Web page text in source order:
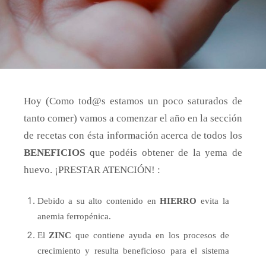
Hoy (Como tod@s estamos un poco saturados de
tanto comer) vamos a comenzar el año en la sección
de recetas con ésta información acerca de todos los
BENEFICIOS que podéis obtener de la yema de
huevo. ¡PRESTAR ATENCIÓN! :
Debido a su alto contenido en HIERRO evita la
anemia ferropénica.
El ZINC que contiene ayuda en los procesos de
crecimiento y resulta beneficioso para el sistema